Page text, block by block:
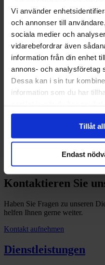
Vi använder
och annonser till
sociala medier och
vidarebefordrar även
information från din enhet
annons- och analysföretag
Dessa kan i sin tur
information som du har
Tillåt
Endast
Schreiben Sie eine
beratung@svea.com
Rufen Sie uns an
Wir unterstützen seit 30 Jahren
schaffen und ihre Ziele zu
Unternehmer glauben.
Kontaktieren Sie
Haben Sie Fragen zu unseren
helfen Ihnen gerne weiter.
Kontakt aufnehmen
Dienstleistungen